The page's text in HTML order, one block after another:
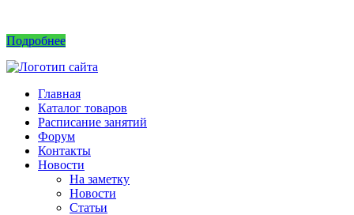
Подробнее
Главная
Каталог товаров
Расписание занятий
Форум
Контакты
Новости
На заметку
Новости
Статьи